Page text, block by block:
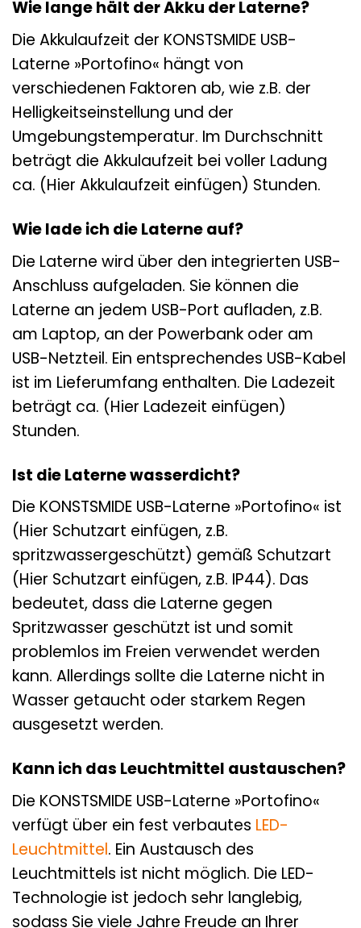
Wie lange hält der Akku der Laterne?
Die Akkulaufzeit der KONSTSMIDE USB-
Laterne »Portofino« hängt von
verschiedenen Faktoren ab, wie z.B. der
Helligkeitseinstellung und der
Umgebungstemperatur. Im Durchschnitt
beträgt die Akkulaufzeit bei voller Ladung
ca. (Hier Akkulaufzeit einfügen) Stunden.
Wie lade ich die Laterne auf?
Die Laterne wird über den integrierten USB-
Anschluss aufgeladen. Sie können die
Laterne an jedem USB-Port aufladen, z.B.
am Laptop, an der Powerbank oder am
USB-Netzteil. Ein entsprechendes USB-Kabel
ist im Lieferumfang enthalten. Die Ladezeit
beträgt ca. (Hier Ladezeit einfügen)
Stunden.
Ist die Laterne wasserdicht?
Die KONSTSMIDE USB-Laterne »Portofino« ist
(Hier Schutzart einfügen, z.B.
spritzwassergeschützt) gemäß Schutzart
(Hier Schutzart einfügen, z.B. IP44). Das
bedeutet, dass die Laterne gegen
Spritzwasser geschützt ist und somit
problemlos im Freien verwendet werden
kann. Allerdings sollte die Laterne nicht in
Wasser getaucht oder starkem Regen
ausgesetzt werden.
Kann ich das Leuchtmittel austauschen?
Die KONSTSMIDE USB-Laterne »Portofino«
verfügt über ein fest verbautes LED-
Leuchtmittel. Ein Austausch des
Leuchtmittels ist nicht möglich. Die LED-
Technologie ist jedoch sehr langlebig,
sodass Sie viele Jahre Freude an Ihrer